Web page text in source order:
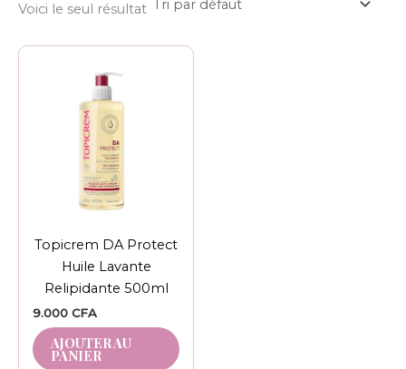
Voici le seul résultat
Topicrem DA Protect
Huile Lavante
Relipidante 500ml
9.000 CFA
AJOUTER AU
PANIER